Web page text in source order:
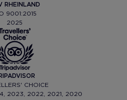
RHEINLAND
9001:2015
2025
CHOICE
2023, 2022, 2021, 2020